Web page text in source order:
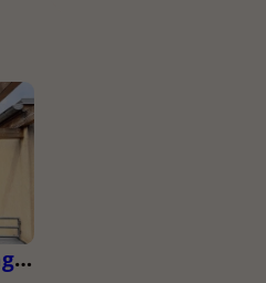
Dachgeschosswohnung mit Terrasse und Blick auf die Pauluskirche